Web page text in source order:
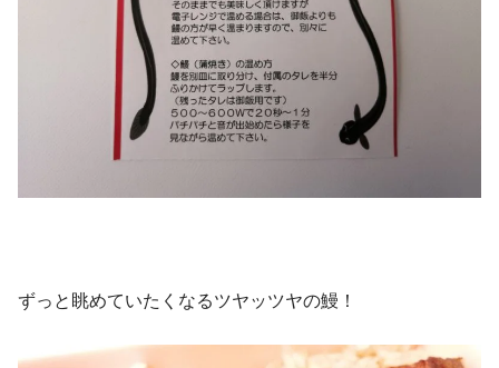
ずっと眺めていたくなるツヤッツヤの鰻！